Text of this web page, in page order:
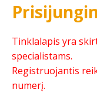
Tinklalapis yra
specialistams.
Registruojantis
numerį.